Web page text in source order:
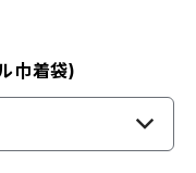
巾着袋)